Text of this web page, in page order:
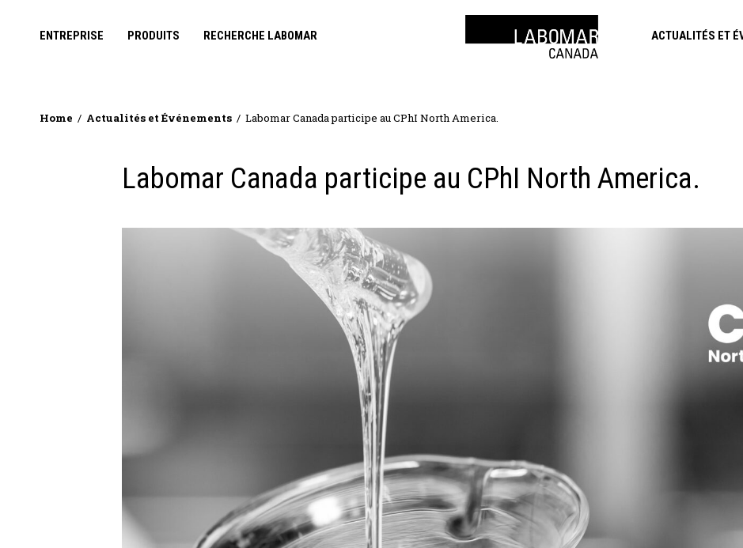
ENTREPRISE PRODUITS RECHERCHE LABOMAR ACTUALITÉS ET
Home Actualités et Événements Labomar Canada participe au CPhI North America.
Labomar Canada participe au CPhI North America.